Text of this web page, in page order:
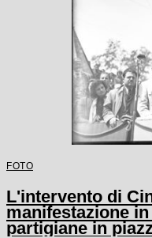
FOTO
L'intervento di
manifestazione
partigiane in